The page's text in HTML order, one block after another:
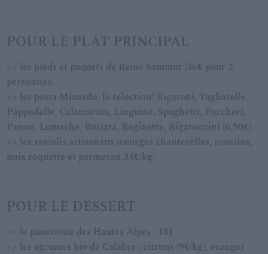
POUR LE PLAT PRINCIPAL
>> les pieds et paquets de Reine Sammut (36€ pour 2
personnes)
>> les pasta Minardo, la sélection! Rigatoni, Tagliatelle,
Pappadelle, Calamarata, Linguine, Spaghetti, Paccheri,
Penne, Lumache, Busiata, Reginette, Rigatoncini (6,50€)
>> les raviolis artisanaux (courges chanterelles, romains,
noix roquette et parmesan 34€/kg)
POUR LE DESSERT
>> le panettone des Hautes Alpes : 18€
>> les agrumes bio de Calabre : citrons (9€/kg), oranges